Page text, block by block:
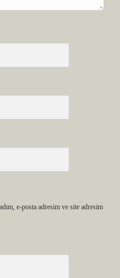
e-posta adresim ve site adresim